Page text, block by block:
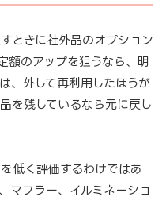
ときに社外品のオプション
額のアップを狙うなら、明
、外して再利用したほうが
を残しているなら元に戻し
低く評価するわけではあ
マフラー、イルミネーショ